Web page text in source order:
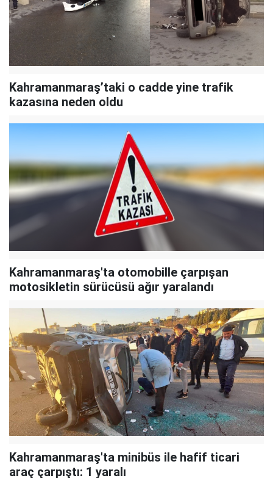
Kahramanmaraş’taki o cadde yine trafik
kazasına neden oldu
Kahramanmaraş'ta otomobille çarpışan
motosikletin sürücüsü ağır yaralandı
Kahramanmaraş'ta minibüs ile hafif ticari
araç çarpıştı: 1 yaralı